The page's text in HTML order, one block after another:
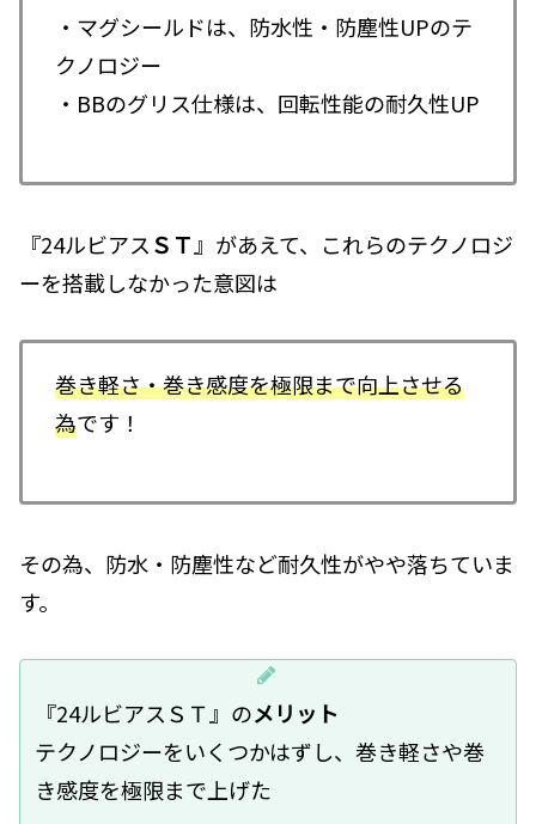
・マグシールドは、防水性・防塵性UPのテ
クノロジー
・BBのグリス仕様は、回転性能の耐久性UP
『24ルビアスＳＴ 』があえて、これらのテクノロジ
ーを搭載しなかった意図は
巻き軽さ・巻き感度を極限まで向上させる
為です！
その為、防水・防塵性など耐久性がやや落ちていま
す。
『24ルビアスＳＴ』のメリット
テクノロジーをいくつかはずし、巻き軽さや巻
き感度を極限まで上げた